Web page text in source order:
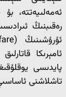
ئەمەلىيەتتە،
رەقىبنىڭ
ئامېرىكا
پايدىسى
تاشلاشنى ئاساسىي